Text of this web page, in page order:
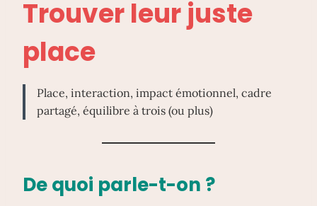
Trouver leur juste
place
Place, interaction, impact émotionnel, cadre
partagé, équilibre à trois (ou plus)
De quoi parle-t-on ?